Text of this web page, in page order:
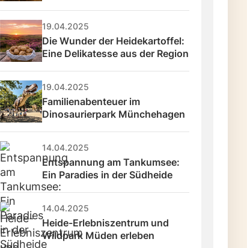
19.04.2025
Die Wunder der Heidekartoffel:
Eine Delikatesse aus der Region
19.04.2025
Familienabenteuer im
Dinosaurierpark Münchehagen
14.04.2025
Entspannung am Tankumsee:
Ein Paradies in der Südheide
14.04.2025
Heide-Erlebniszentrum und
Wildpark Müden erleben